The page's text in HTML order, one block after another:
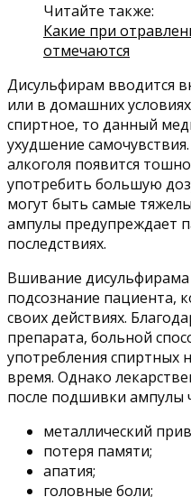
Читайте также:
Какие при
отмечаются
Дисульфирам вводится
или в домашних
спиртное, то данный
ухудшение
алкоголя появится
употребить большую
могут быть самые
ампулы предупреждает
последствиях.
Вшивание дисульфирама
подсознание пациента,
своих действиях.
препарата, больной
употребления спиртных
время. Однако
после подшивки ампулы
металлический
потеря памяти;
апатия;
головные боли;